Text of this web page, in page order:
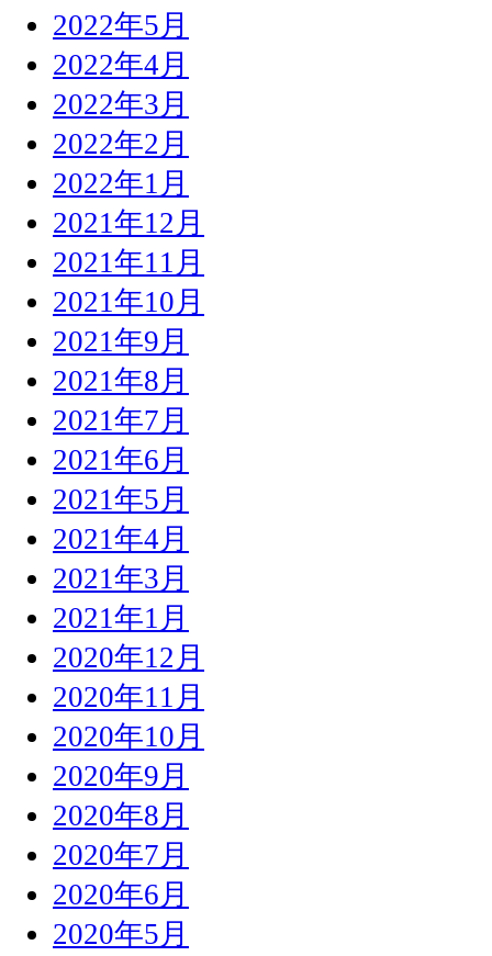
2022年5月
2022年4月
2022年3月
2022年2月
2022年1月
2021年12月
2021年11月
2021年10月
2021年9月
2021年8月
2021年7月
2021年6月
2021年5月
2021年4月
2021年3月
2021年1月
2020年12月
2020年11月
2020年10月
2020年9月
2020年8月
2020年7月
2020年6月
2020年5月